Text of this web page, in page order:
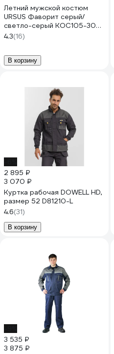
Летний мужской костюм
URSUS Фаворит серый/
светло-серый КОС105-308;
52-54, 182-188
4.3(16)
В корзину
2 895 ₽
3 070 ₽
Куртка рабочая DOWELL HD,
размер 52 D81210-L
4.6(31)
В корзину
3 535 ₽
3 875 ₽